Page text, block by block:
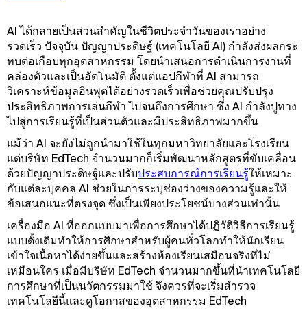
AI ได้กลายเป็นส่วนสําคัญในชีวิตประจําวันของเราอย่าง
รวดเร็ว ปัจจุบัน ปัญญาประดิษฐ์ (เทคโนโลยี AI) กําลังส่งผลกระ
ทบต่อเกือบทุกอุตสาหกรรม โดยนําเสนอการดําเนินการงานที่
คล่องตัวและเป็นอัตโนมัติ ตั้งแต่แอปกีฬาที่ AI สามารถ
วิเคราะห์ข้อมูลอินพุตได้อย่างรวดเร็วเพื่อช่วยคุณปรับปรุง
ประสิทธิภาพการเล่นกีฬา ไปจนถึงการศึกษา ซึ่ง AI กําลังปูทาง
ไปสู่การเรียนรู้ที่เป็นส่วนตัวและมีประสิทธิภาพมากขึ้น
แม้ว่า AI จะยังไม่ถูกนำมาใช้ในทุกมหาวิทยาลัยและโรงเรียน
แต่บริษัท EdTech จำนวนมากก็เริ่มพัฒนาหลักสูตรที่ขับเคลื่อน
ด้วยปัญญาประดิษฐ์และปรับประสบการณ์การเรียนรู้ให้เหมาะ
กับแต่ละบุคคล AI ช่วยในการระบุช่องว่างของความรู้และให้
ข้อเสนอแนะที่ตรงจุด ซึ่งเป็นเพียงประโยชน์บางส่วนเท่านั้น
เครื่องมือ AI ที่ออกแบบมาเพื่อการศึกษาได้ปฏิวัติวิธีการเรียนรู้
แบบดั้งเดิมทําให้การศึกษาสําหรับผู้คนทั่วโลกทําให้นักเรียน
เข้าใจเนื้อหาได้ง่ายขึ้นและสร้างห้องเรียนเสมือนจริงที่ไม่
เหมือนใคร เมื่อมีบริษัท EdTech จํานวนมากขึ้นที่นําเทคโนโลยี
การศึกษาที่เป็นนวัตกรรมมาใช้ จึงควรที่จะเริ่มสํารวจ
เทคโนโลยีนี้และดูโอกาสของอุตสาหกรรม EdTech